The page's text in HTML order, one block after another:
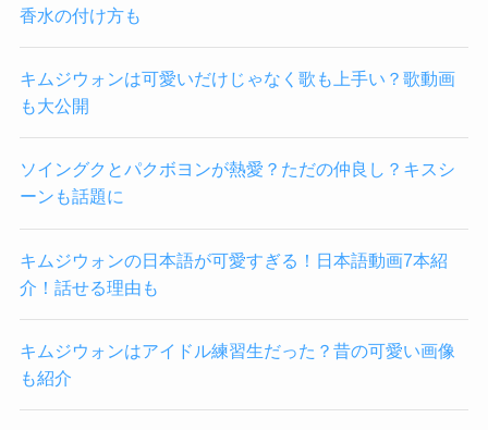
香水の付け方も
キムジウォンは可愛いだけじゃなく歌も上手い？歌動画
も大公開
ソイングクとパクボヨンが熱愛？ただの仲良し？キスシ
ーンも話題に
キムジウォンの日本語が可愛すぎる！日本語動画7本紹
介！話せる理由も
キムジウォンはアイドル練習生だった？昔の可愛い画像
も紹介